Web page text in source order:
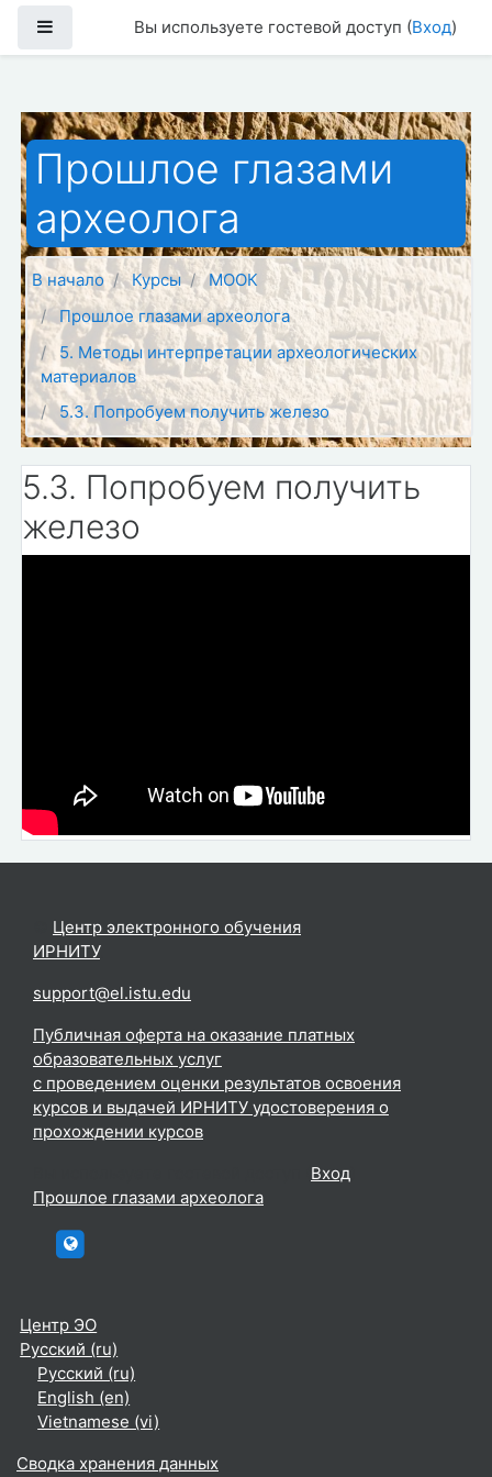
Боковая панельВы используете гостевой доступ (Вход)
Прошлое глазами
археолога
В начало Курсы
МООК
Прошлое глазами археолога
5. Методы интерпретации археологических
материалов
5.3. Попробуем получить железо
5.3. Попробуем получить
железо
Центр электронного обучения
ИРНИТУ.
support@el.istu.edu
Публичная оферта на оказание платных
образовательных услуг
с проведением оценки результатов освоения
курсов и выдачей ИРНИТУ удостоверения о
прохождении курсов
Вход
Прошлое глазами археолога
Центр ЭО
Русский ‎(ru)‎
Русский ‎(ru)‎
English ‎(en)‎
Vietnamese ‎(vi)‎
Сводка хранения данных